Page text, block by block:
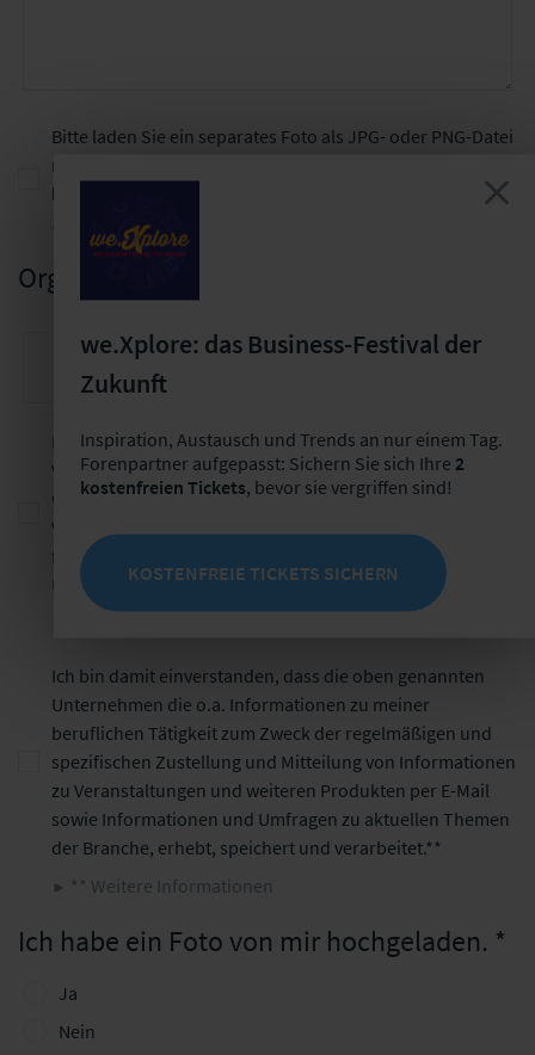
Bitte laden Sie ein separates Foto als JPG- oder PNG-Datei
mit einer mind. 2 MB Auflösung hoch
benennen- Vorname_Nachname)
Foto hochladen
Organisatorisches
Verantwortliche Unternehmen
Ich bin damit einverstanden, dass während der
Veranstaltung Video, Bild- und Tonaufnahmen angefertigt
werden und im Rahmen der
Veranstaltungsdokumentation oder für Marketingzwecke
für die Veranstaltungen der oben genannten
Unternehmen veröffentlicht werden können.*
Ich bin damit einverstanden, dass die oben genannten
Unternehmen die o.a. Informationen zu meiner
beruflichen Tätigkeit zum Zweck der regelmäßigen und
spezifischen Zustellung und Mitteilung von Informationen
zu Veranstaltungen und weiteren Produkten per E-Mail
sowie Informationen und Umfragen zu aktuellen Themen
der Branche, erhebt, speichert und verarbeitet.**
** Weitere Informationen
Ich habe ein Foto von mir hochgeladen.
Ja
Nein
we.Xplore: das Business-Festival der
Zukunft
Inspiration, Austausch und Trends an nur einem Tag.
Forenpartner aufgepasst: Sichern Sie sich Ihre 2
kostenfreien Tickets, bevor sie vergriffen sind!
KOSTENFREIE TICKETS SICHERN